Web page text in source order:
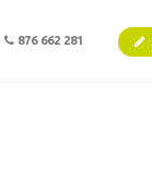
876 662 281